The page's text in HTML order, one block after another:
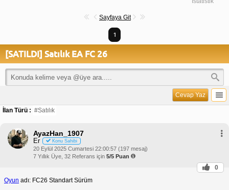
Sayfaya Git
1
[SATILDI] Satılık EA FC 26
Cevap Yaz
İlan Türü : #Satılık
AyazHan_1907
Er Konu Sahibi
20 Eylül 2025 Cumartesi 22:00:57 (197 mesaj)
7 Yıllık Üye, 32 Referans için 5/5 Puan
0
Oyun adı: FC26 Standart Sürüm